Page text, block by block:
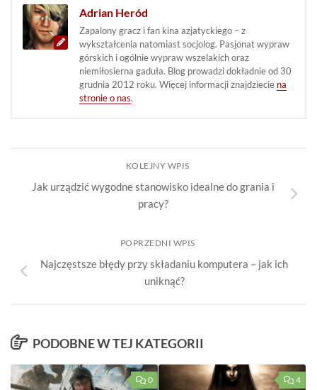
Adrian Heród
Zapalony gracz i fan kina azjatyckiego – z
wykształcenia natomiast socjolog. Pasjonat wypraw
górskich i ogólnie wypraw wszelakich oraz
niemiłosierna gaduła. Blog prowadzi dokładnie od 30
grudnia 2012 roku. Więcej informacji znajdziecie na
stronie o nas.
KOLEJNY WPIS
Jak urządzić wygodne stanowisko idealne do grania i
pracy?
POPRZEDNI WPIS
Najczęstsze błędy przy składaniu komputera – jak ich
uniknąć?
PODOBNE W TEJ KATEGORII
0 4